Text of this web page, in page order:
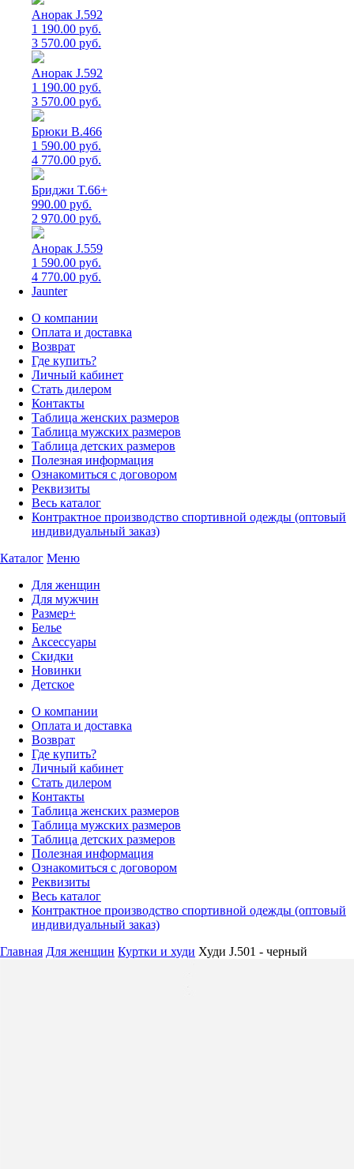
Анорак J.592
1 190.00 руб.
3 570.00 руб.
Анорак J.592
1 190.00 руб.
3 570.00 руб.
Брюки B.466
1 590.00 руб.
4 770.00 руб.
Бриджи T.66+
990.00 руб.
2 970.00 руб.
Анорак J.559
1 590.00 руб.
4 770.00 руб.
Jaunter
О компании
Оплата и доставка
Возврат
Где купить?
Личный кабинет
Стать дилером
Контакты
Таблица женских размеров
Таблица мужских размеров
Таблица детских размеров
Полезная информация
Ознакомиться с договором
Реквизиты
Весь каталог
Контрактное производство спортивной одежды (оптовый
индивидуальный заказ)
Каталог Меню
Для женщин
Для мужчин
Размер+
Белье
Аксессуары
Скидки
Новинки
Детское
О компании
Оплата и доставка
Возврат
Где купить?
Личный кабинет
Стать дилером
Контакты
Таблица женских размеров
Таблица мужских размеров
Таблица детских размеров
Полезная информация
Ознакомиться с договором
Реквизиты
Весь каталог
Контрактное производство спортивной одежды (оптовый
индивидуальный заказ)
Главная Для женщин Куртки и худи Худи J.501 - черный